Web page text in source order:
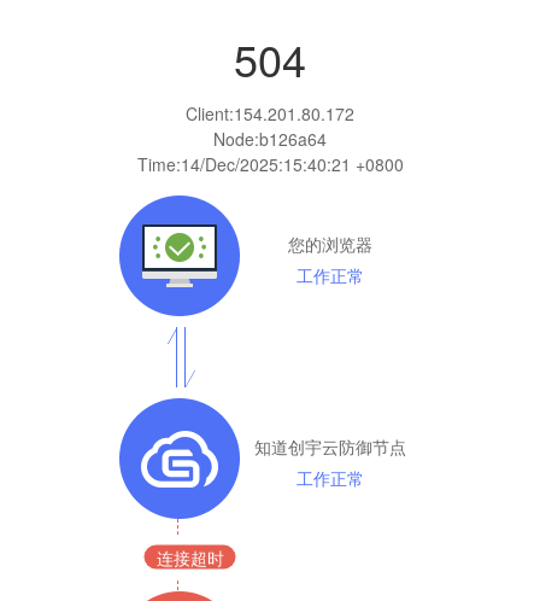
504
Client:154.201.80.172
Node:b126a64
Time:14/Dec/2025:15:40:21 +0800
您的浏览器
工作正常
知道创宇云防御节点
工作正常
连接超时